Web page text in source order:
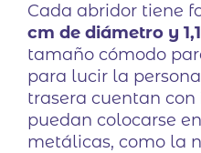
Cada abridor tiene
cm de diámetro y
tamaño cómodo
para lucir la
trasera cuentan con
puedan colocarse
metálicas, como la